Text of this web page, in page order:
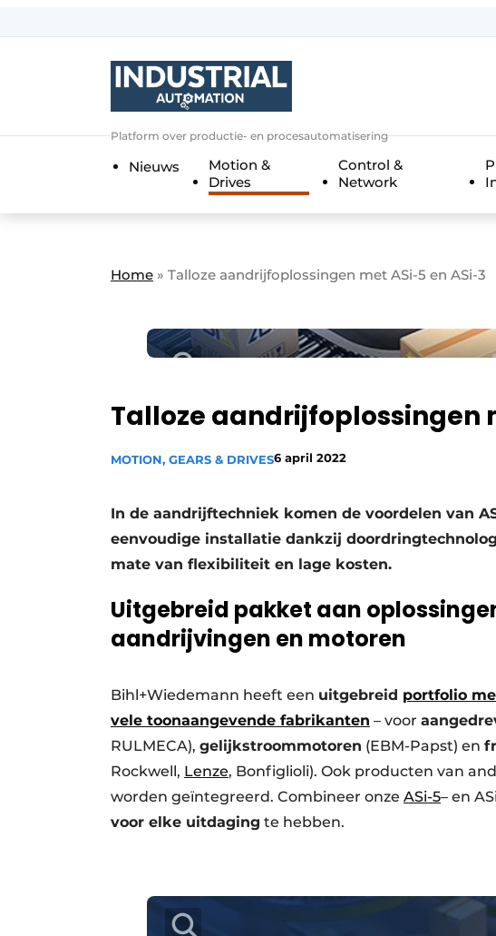
Algemene voorwaarden
Contact
Direct contact
Evenement aanmelden
Meest gelezen
Privacy / Cookie statement
Vacature aanmelden
Video’s
Platform over productie- en procesautomatisering
Nieuws
Motion &
Drives
Control &
Network
Home » Talloze aandrijfoplossingen met ASi-5 en ASi-3
Talloze aandrijfoplossingen
MOTION, GEARS & DRIVES6 april 2022
In de aandrijftechniek komen de voordelen van
eenvoudige installatie dankzij
mate van flexibiliteit en lage kosten.
Uitgebreid pakket aan
aandrijvingen en motoren
Bihl+Wiedemann heeft een uitgebreid portfolio
vele toonaangevende fabrikanten – voor
RULMECA), gelijkstroommotoren (EBM-Papst) en
Rockwell, Lenze, Bonfiglioli). Ook producten van
worden geïntegreerd. Combineer onze ASi-5– en
voor elke uitdaging te hebben.